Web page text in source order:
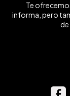
Te
informa, pero
de